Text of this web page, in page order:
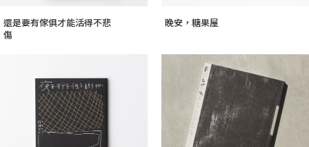
還是要有傢俱才能活得不悲
傷
晚安，糖果屋